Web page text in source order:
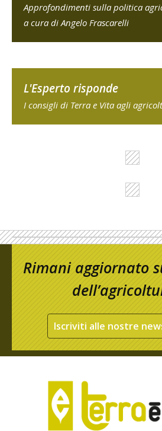
Approfondimenti sulla politica
a cura di Angelo Frascarelli
L'Esperto risponde
I consigli di Terra e Vita agli
Rimani aggiornato
Iscriviti alle nostre